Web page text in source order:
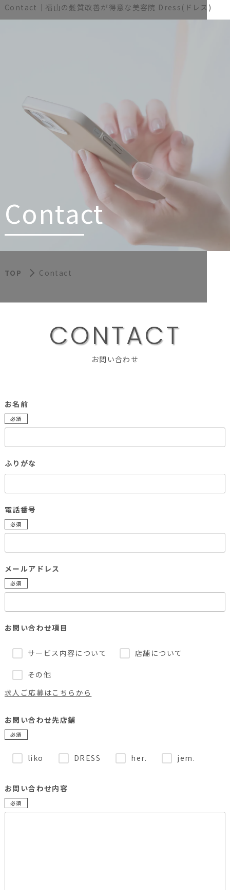
Contact｜福山の髪質改善が得意な美容院 Dress(ドレス)
Contact
TOP Contact
CONTACT
お問い合わせ
お名前
必須
ふりがな
電話番号
必須
メールアドレス
必須
お問い合わせ項目
サービス内容について 店舗について
その他
求人ご応募はこちらから
お問い合わせ先店舗
必須
liko DRESS her. jem.
お問い合わせ内容
必須